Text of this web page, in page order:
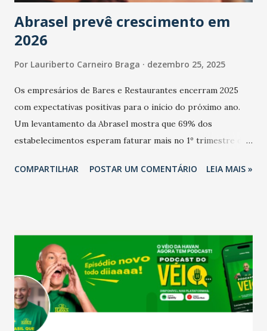
Abrasel prevê crescimento em
2026
Por Lauriberto Carneiro Braga dezembro 25, 2025
Os empresários de Bares e Restaurantes encerram 2025
com expectativas positivas para o início do próximo ano.
Um levantamento da Abrasel mostra que 69% dos
estabelecimentos esperam faturar mais no 1º trimestre de
relação ao último trimestre deste ano, 56% também
confraternizações de fim de ano e pelo pagamento do 13º
Salário para um número maior de trabalhadores, já que o
país tem a menor taxa de desemprego dos anos recentes.
Ainda segundo a Pesquisa, em novembro de 2025, 40% dos
bares e restaurantes operaram com lucro e outros 40%
registraram equilíbrio financeiro. Já o percentual de
COMPARTILHAR POSTAR UM COMENTÁRIO LEIA MAIS »